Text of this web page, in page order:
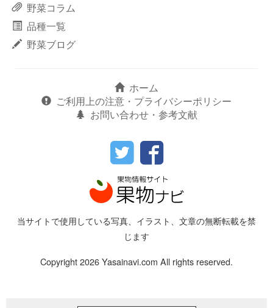
野菜コラム
品種一覧
野菜ブログ
ホーム
ご利用上の注意・プライバシーポリシー
お問い合わせ・参考文献
当サイトで使用している写真、イラスト、文章の無断転載を禁
じます
Copyright 2026 Yasainavi.com All rights reserved.